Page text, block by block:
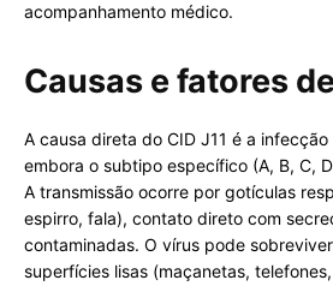
acompanhamento médico.
Causas e fatores
A causa direta do CID J11 é a
embora o subtipo específico (A, B, C,
A transmissão ocorre por gotículas
espirro, fala), contato direto com
contaminadas. O vírus pode
superfícies lisas (maçanetas,